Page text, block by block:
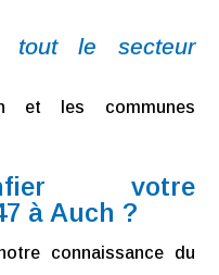
tout le secteur
et les communes
votre
à Auch ?
connaissance du